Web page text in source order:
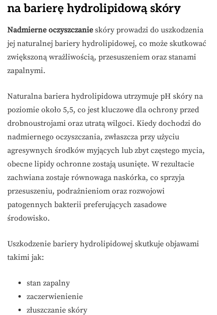
na barierę hydrolipidową skóry
Nadmierne oczyszczanie skóry prowadzi do uszkodzenia
jej naturalnej bariery hydrolipidowej, co może skutkować
zwiększoną wrażliwością, przesuszeniem oraz stanami
zapalnymi.
Naturalna bariera hydrolipidowa utrzymuje pH skóry na
poziomie około 5,5, co jest kluczowe dla ochrony przed
drobnoustrojami oraz utratą wilgoci. Kiedy dochodzi do
nadmiernego oczyszczania, zwłaszcza przy użyciu
agresywnych środków myjących lub zbyt częstego mycia,
obecne lipidy ochronne zostają usunięte. W rezultacie
zachwiana zostaje równowaga naskórka, co sprzyja
przesuszeniu, podrażnieniom oraz rozwojowi
patogennych bakterii preferujących zasadowe
środowisko.
Uszkodzenie bariery hydrolipidowej skutkuje objawami
takimi jak:
stan zapalny
zaczerwienienie
złuszczanie skóry